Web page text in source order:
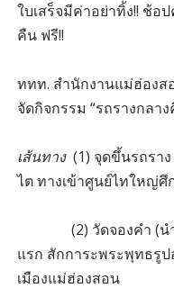
ใบเสร็จมีค่าอย่าทิ้ง!! ช้อ
คืน ฟรี!!
ททท. สำนักงานแม่ฮ่องส
จัดกิจกรรม “รถรางกลาง
เส้นทาง (1) จุดขึ้นรถรา
ไต ทางเข้าศูนย์ไทใหญ่ศึ
(2) วัดจองคำ (นำช
แรก สักการะพระ
เมืองแม่ฮ่องสอน